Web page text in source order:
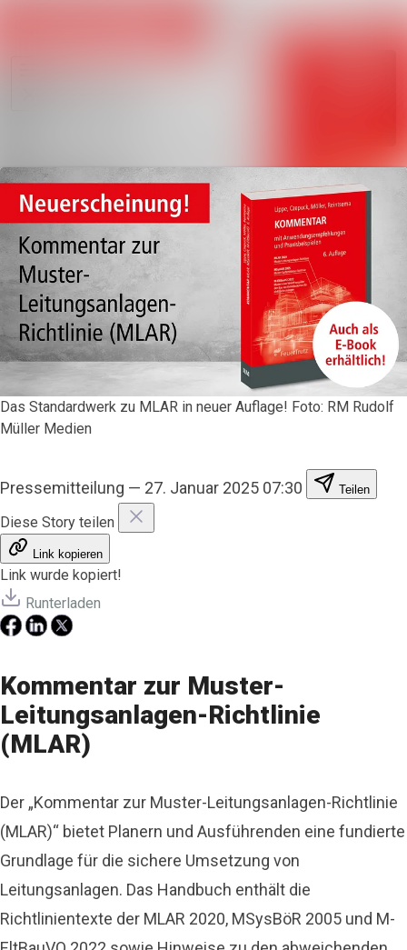
Das Standardwerk zu MLAR in neuer Auflage! Foto: RM Rudolf
Müller Medien
Pressemitteilung — 27. Januar 2025 07:30 Teilen
Diese Story teilen
Link kopieren
Link wurde kopiert!
Runterladen
Kommentar zur Muster-
Leitungsanlagen-Richtlinie
(MLAR)
Der „Kommentar zur Muster-Leitungsanlagen-Richtlinie
(MLAR)“ bietet Planern und Ausführenden eine fundierte
Grundlage für die sichere Umsetzung von
Leitungsanlagen. Das Handbuch enthält die
Richtlinientexte der MLAR 2020, MSysBöR 2005 und M-